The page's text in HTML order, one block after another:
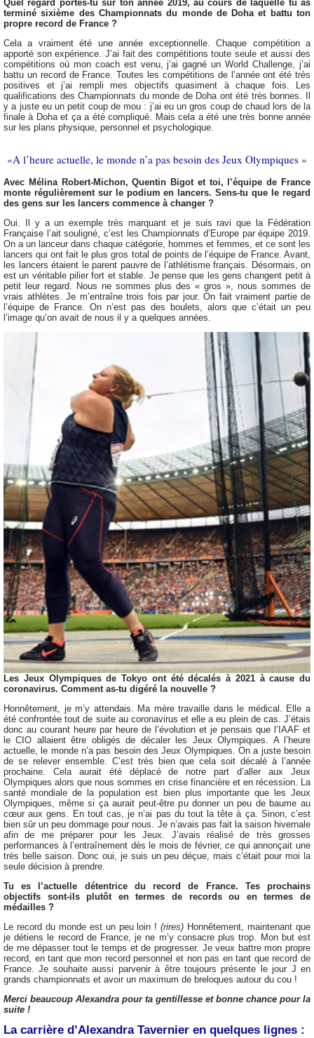
Quel regard portes-tu sur ton année 2019, au cours de laquelle tu as
terminé sixième des Championnats du monde de Doha et battu ton
propre record de France ?
Cela a vraiment été une année exceptionnelle. Chaque compétition a
apporté son expérience. J’ai fait des compétitions toute seule et aussi des
compétitions où mon coach est venu, j’ai gagné un World Challenge, j’ai
battu un record de France. Toutes les compétitions de l’année ont été très
positives et j’ai rempli mes objectifs quasiment à chaque fois. Les
qualifications des Championnats du monde de Doha ont été très bonnes. Il
y a juste eu un petit coup de mou : j’ai eu un gros coup de chaud lors de la
finale à Doha et ça a été compliqué. Mais cela a été une très bonne année
sur les plans physique, personnel et psychologique.
«A l’heure actuelle, le monde n’a pas besoin des Jeux Olympiques »
Avec Mélina Robert-Michon, Quentin Bigot et toi, l’équipe de France
monte régulièrement sur le podium en lancers. Sens-tu que le regard
des gens sur les lancers commence à changer ?
Oui. Il y a un exemple très marquant et je suis ravi que la Fédération
Française l’ait souligné, c’est les Championnats d’Europe par équipe 2019.
On a un lanceur dans chaque catégorie, hommes et femmes, et ce sont les
lancers qui ont fait le plus gros total de points de l’équipe de France. Avant,
les lancers étaient le parent pauvre de l’athlétisme français. Désormais, on
est un véritable pilier fort et stable. Je pense que les gens changent petit à
petit leur regard. Nous ne sommes plus des « gros », nous sommes de
vrais athlètes. Je m’entraîne trois fois par jour. On fait vraiment partie de
l’équipe de France. On n’est pas des boulets, alors que c’était un peu
l’image qu’on avait de nous il y a quelques années.
Les Jeux Olympiques de Tokyo ont été décalés à 2021 à cause du
coronavirus. Comment as-tu digéré la nouvelle ?
Honnêtement, je m’y attendais. Ma mère travaille dans le médical. Elle a
été confrontée tout de suite au coronavirus et elle a eu plein de cas. J’étais
donc au courant heure par heure de l’évolution et je pensais que l’IAAF et
le CIO allaient être obligés de décaler les Jeux Olympiques. A l’heure
actuelle, le monde n’a pas besoin des Jeux Olympiques. On a juste besoin
de se relever ensemble. C’est très bien que cela soit décalé à l’année
prochaine. Cela aurait été déplacé de notre part d’aller aux Jeux
Olympiques alors que nous sommes en crise financière et en récession. La
santé mondiale de la population est bien plus importante que les Jeux
Olympiques, même si ça aurait peut-être pu donner un peu de baume au
cœur aux gens. En tout cas, je n’ai pas du tout la tête à ça. Sinon, c’est
bien sûr un peu dommage pour nous. Je n’avais pas fait la saison hivernale
afin de me préparer pour les Jeux. J’avais réalisé de très grosses
performances à l’entraînement dès le mois de février, ce qui annonçait une
très belle saison. Donc oui, je suis un peu déçue, mais c’était pour moi la
seule décision à prendre.
Tu es l’actuelle détentrice du record de France. Tes prochains
objectifs sont-ils plutôt en termes de records ou en termes de
médailles ?
Le record du monde est un peu loin !(rires) Honnêtement, maintenant que
je détiens le record de France, je ne m’y consacre plus trop. Mon but est
de me dépasser tout le temps et de progresser. Je veux battre mon propre
record, en tant que mon record personnel et non pas en tant que record de
France. Je souhaite aussi parvenir à être toujours présente le jour J en
grands championnats et avoir un maximum de breloques autour du cou !
Merci beaucoup Alexandra pour ta gentillesse et bonne chance pour la
suite !
La carrière d’Alexandra Tavernier en quelques lignes :